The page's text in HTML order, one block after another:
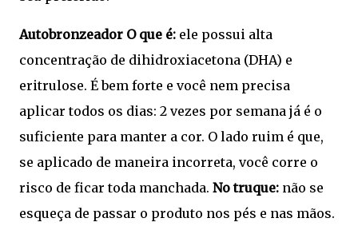
Autobronzeador O que é: ele possui alta
concentração de dihidroxiacetona (DHA) e
eritrulose. É bem forte e você nem precisa
aplicar todos os dias: 2 vezes por semana já é o
suficiente para manter a cor. O lado ruim é que,
se aplicado de maneira incorreta, você corre o
risco de ficar toda manchada. No truque: não se
esqueça de passar o produto nos pés e nas mãos.